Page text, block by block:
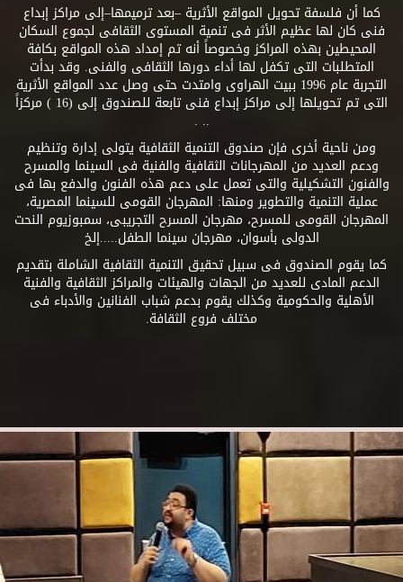
كما أن فلسفة تحويل المواقع الأثرية –بعد ترميمها–إلى مراكز إبداع
فنى كان لها عظيم الأثر فى تنمية المستوى الثقافى لجموع السكان
المحيطين بهذه المراكز وخصوصاً أنه تم إمداد هذه المواقع بكافة
المتطلبات التى تكفل لها أداء دورها الثقافى والفنى. وقد بدأت
التجربة عام 1996 ببيت الهراوى وامتدت حتى وصل عدد المواقع الأثرية
التى تم تحويلها إلى مراكز إبداع فنى تابعة للصندوق إلى (16 ) مركزاً
.. .
ومن ناحية أخرى فإن صندوق التنمية الثقافية يتولى إدارة وتنظيم
ودعم العديد من المهرجانات الثقافية والفنية فى السينما والمسرح
والفنون التشكيلية والتى تعمل على دعم هذه الفنون والدفع بها فى
عملية التنمية والتطوير ومنها: المهرجان القومى للسينما المصرية،
المهرجان القومى للمسرح، مهرجان المسرح التجريبى، سمبوزيوم النحت
الدولى بأسوان، مهرجان سينما الطفل.....إلخ
كما يقوم الصندوق فى سبيل تحقيق التنمية الثقافية الشاملة بتقديم
الدعم المادى للعديد من الجهات والهيئات والمراكز الثقافية والفنية
الأهلية والحكومية وكذلك يقوم بدعم شباب الفنانين والأدباء فى
مختلف فروع الثقافة.